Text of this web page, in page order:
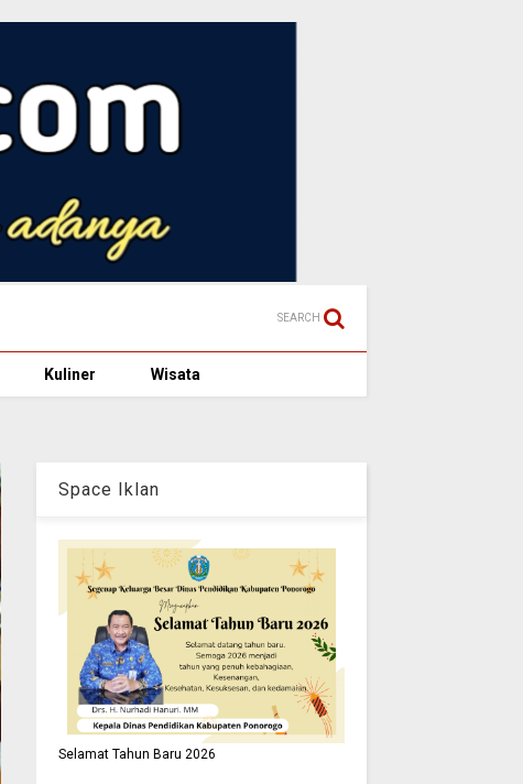
SEARCH
Kuliner Wisata
Space Iklan
Selamat Tahun Baru 2026